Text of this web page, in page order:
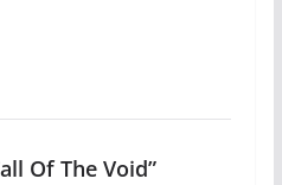
Of The Void”